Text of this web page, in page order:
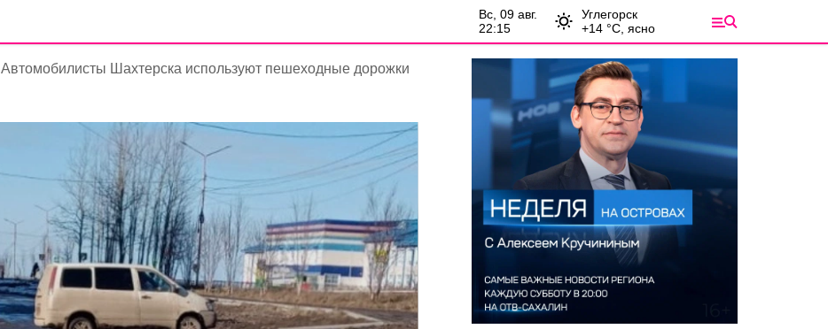
вс, 09 авг.
22:15
Углегорск
+14 °С, ясно
Автомобилисты Шахтерска используют пешеходные дорожки